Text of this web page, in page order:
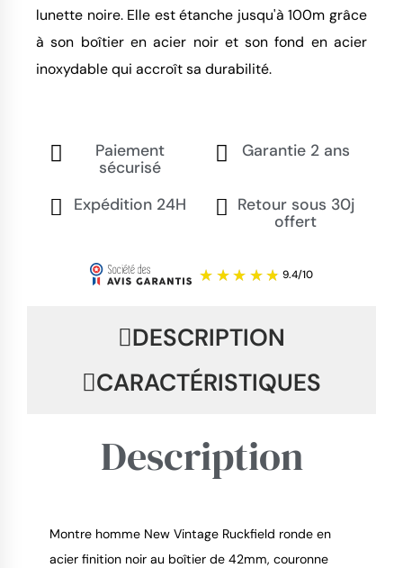
lunette noire. Elle est étanche jusqu'à 100m grâce
à son boîtier en acier noir et son fond en acier
inoxydable qui accroît sa durabilité.
Paiement
sécurisé
Garantie 2 ans
Expédition 24H
Retour sous 30j
offert
DESCRIPTION
CARACTÉRISTIQUES
Description
Montre homme New Vintage Ruckfield ronde en
acier finition noir au boîtier de 42mm, couronne